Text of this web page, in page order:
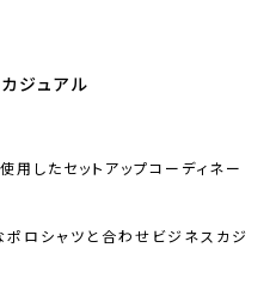
ジュアル
用したセットアップコーディネー
ロシャツと合わせビジネスカジ